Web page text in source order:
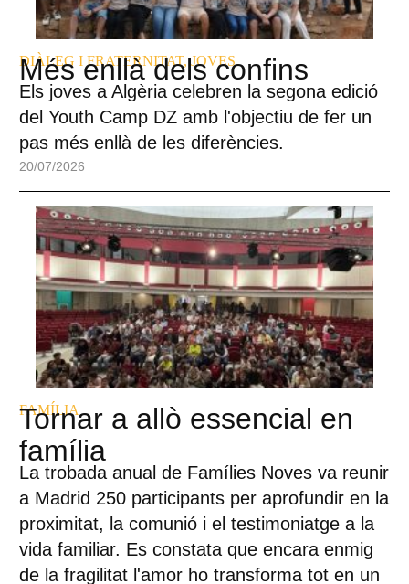
DIÀLEG I FRATERNITAT,JOVES
Més enllà dels confins
Els joves a Algèria celebren la segona edició
del Youth Camp DZ amb l'objectiu de fer un
pas més enllà de les diferències.
20/07/2026
FAMÍLIA
Tornar a allò essencial en
família
La trobada anual de Famílies Noves va reunir
a Madrid 250 participants per aprofundir en la
proximitat, la comunió i el testimoniatge a la
vida familiar. Es constata que encara enmig
de la fragilitat l'amor ho transforma tot en un